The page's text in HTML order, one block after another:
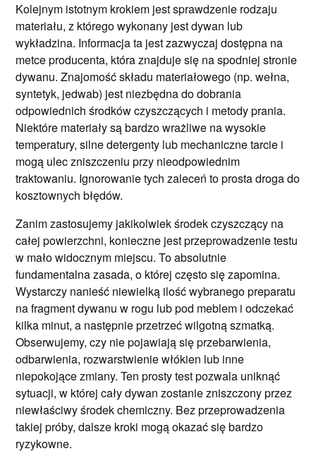
Kolejnym istotnym krokiem jest sprawdzenie rodzaju
materiału, z którego wykonany jest dywan lub
wykładzina. Informacja ta jest zazwyczaj dostępna na
metce producenta, która znajduje się na spodniej stronie
dywanu. Znajomość składu materiałowego (np. wełna,
syntetyk, jedwab) jest niezbędna do dobrania
odpowiednich środków czyszczących i metody prania.
Niektóre materiały są bardzo wrażliwe na wysokie
temperatury, silne detergenty lub mechaniczne tarcie i
mogą ulec zniszczeniu przy nieodpowiednim
traktowaniu. Ignorowanie tych zaleceń to prosta droga do
kosztownych błędów.
Zanim zastosujemy jakikolwiek środek czyszczący na
całej powierzchni, konieczne jest przeprowadzenie testu
w mało widocznym miejscu. To absolutnie
fundamentalna zasada, o której często się zapomina.
Wystarczy nanieść niewielką ilość wybranego preparatu
na fragment dywanu w rogu lub pod meblem i odczekać
kilka minut, a następnie przetrzeć wilgotną szmatką.
Obserwujemy, czy nie pojawiają się przebarwienia,
odbarwienia, rozwarstwienie włókien lub inne
niepokojące zmiany. Ten prosty test pozwala uniknąć
sytuacji, w której cały dywan zostanie zniszczony przez
niewłaściwy środek chemiczny. Bez przeprowadzenia
takiej próby, dalsze kroki mogą okazać się bardzo
ryzykowne.